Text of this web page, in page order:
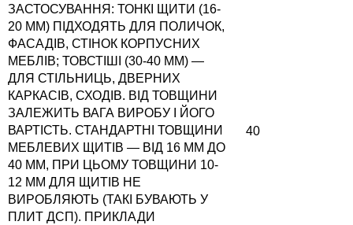
ЗАСТОСУВАННЯ: ТОНКІ ЩИТИ (16-
20 ММ) ПІДХОДЯТЬ ДЛЯ ПОЛИЧОК,
ФАСАДІВ, СТІНОК КОРПУСНИХ
МЕБЛІВ; ТОВСТІШІ (30-40 ММ) —
ДЛЯ СТІЛЬНИЦЬ, ДВЕРНИХ
КАРКАСІВ, СХОДІВ. ВІД ТОВЩИНИ
ЗАЛЕЖИТЬ ВАГА ВИРОБУ І ЙОГО
ВАРТІСТЬ. СТАНДАРТНІ ТОВЩИНИ
МЕБЛЕВИХ ЩИТІВ — ВІД 16 ММ ДО
40 ММ, ПРИ ЦЬОМУ ТОВЩИНИ 10-
12 ММ ДЛЯ ЩИТІВ НЕ
ВИРОБЛЯЮТЬ (ТАКІ БУВАЮТЬ У
ПЛИТ ДСП). ПРИКЛАДИ
40